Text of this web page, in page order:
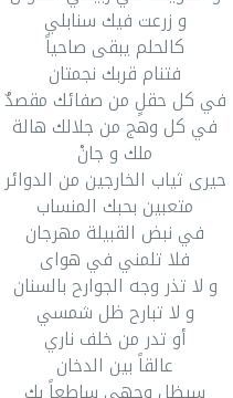
و زرعت فيك سنابلي
كالحلم يبقى صاحياً
فتنام قربك نجمتان
في كل حقلٍ من صفائك مقصدٌ
في كل وهج من جلالك هالة
ملك و جانْ
حيرى ثياب الخارجين من الدوائر
متعبين بحبك المنساب
في نبض القبيلة مهرجان
فلا تلمني في هواى
و لا تذر وجه الجوارح بالسنان
و لا تبارح ظل شمسي
أو تدر من خلف ناري
عالقاً بين الدخان